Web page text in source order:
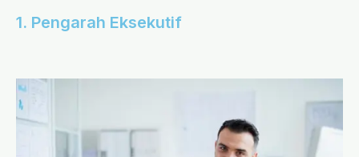
1. Pengarah Eksekutif